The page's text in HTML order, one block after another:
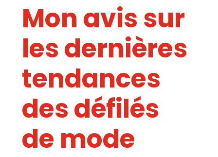
Mon avis sur
les dernières
tendances
des défilés
de mode